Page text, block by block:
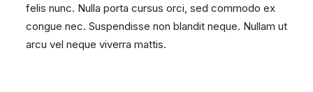
felis nunc. Nulla porta cursus orci, sed commodo ex
congue nec. Suspendisse non blandit neque. Nullam ut
arcu vel neque viverra mattis.